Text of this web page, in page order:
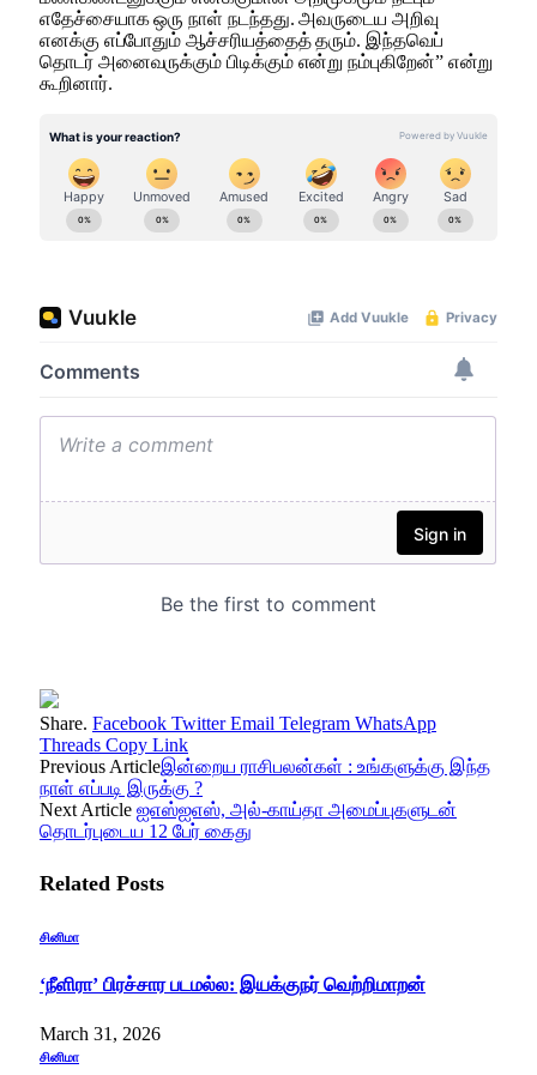
எதேச்சையாக ஒரு நாள் நடந்தது. அவருடைய அறிவு
எனக்கு எப்போதும் ஆச்சரியத்தைத் தரும். இந்தவெப்
தொடர் அனைவருக்கும் பிடிக்கும் என்று நம்புகிறேன்” என்று
கூறினார்.
Share. Facebook Twitter Email Telegram WhatsApp
Threads Copy Link
Previous Articleஇன்றைய ராசிபலன்கள் : உங்களுக்கு இந்த
நாள் எப்படி இருக்கு ?
Next Article ஐஎஸ்ஐஎஸ், அல்-காய்தா அமைப்புகளுடன்
தொடர்புடைய 12 பேர் கைது
Related Posts
சினிமா
‘நீளிரா’ பிரச்சார படமல்ல: இயக்குநர் வெற்றிமாறன்
March 31, 2026
சினிமா